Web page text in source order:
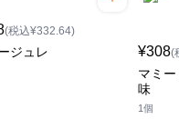
(税込¥332.64)
ジュレ ¥308(
マミ
味
1個